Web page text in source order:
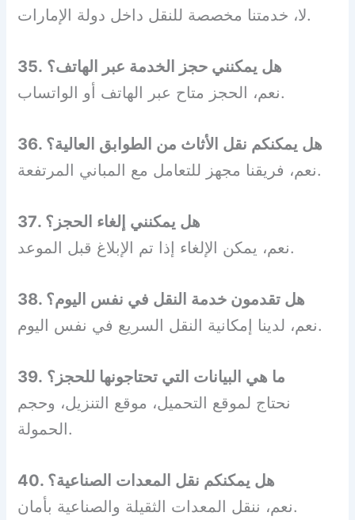
لا، خدمتنا مخصصة للنقل داخل دولة الإمارات.
35. هل يمكنني حجز الخدمة عبر الهاتف؟
نعم، الحجز متاح عبر الهاتف أو الواتساب.
36. هل يمكنكم نقل الأثاث من الطوابق العالية؟
نعم، فريقنا مجهز للتعامل مع المباني المرتفعة.
37. هل يمكنني إلغاء الحجز؟
نعم، يمكن الإلغاء إذا تم الإبلاغ قبل الموعد.
38. هل تقدمون خدمة النقل في نفس اليوم؟
نعم، لدينا إمكانية النقل السريع في نفس اليوم.
39. ما هي البيانات التي تحتاجونها للحجز؟
نحتاج لموقع التحميل، موقع التنزيل، وحجم
الحمولة.
40. هل يمكنكم نقل المعدات الصناعية؟
نعم، ننقل المعدات الثقيلة والصناعية بأمان.